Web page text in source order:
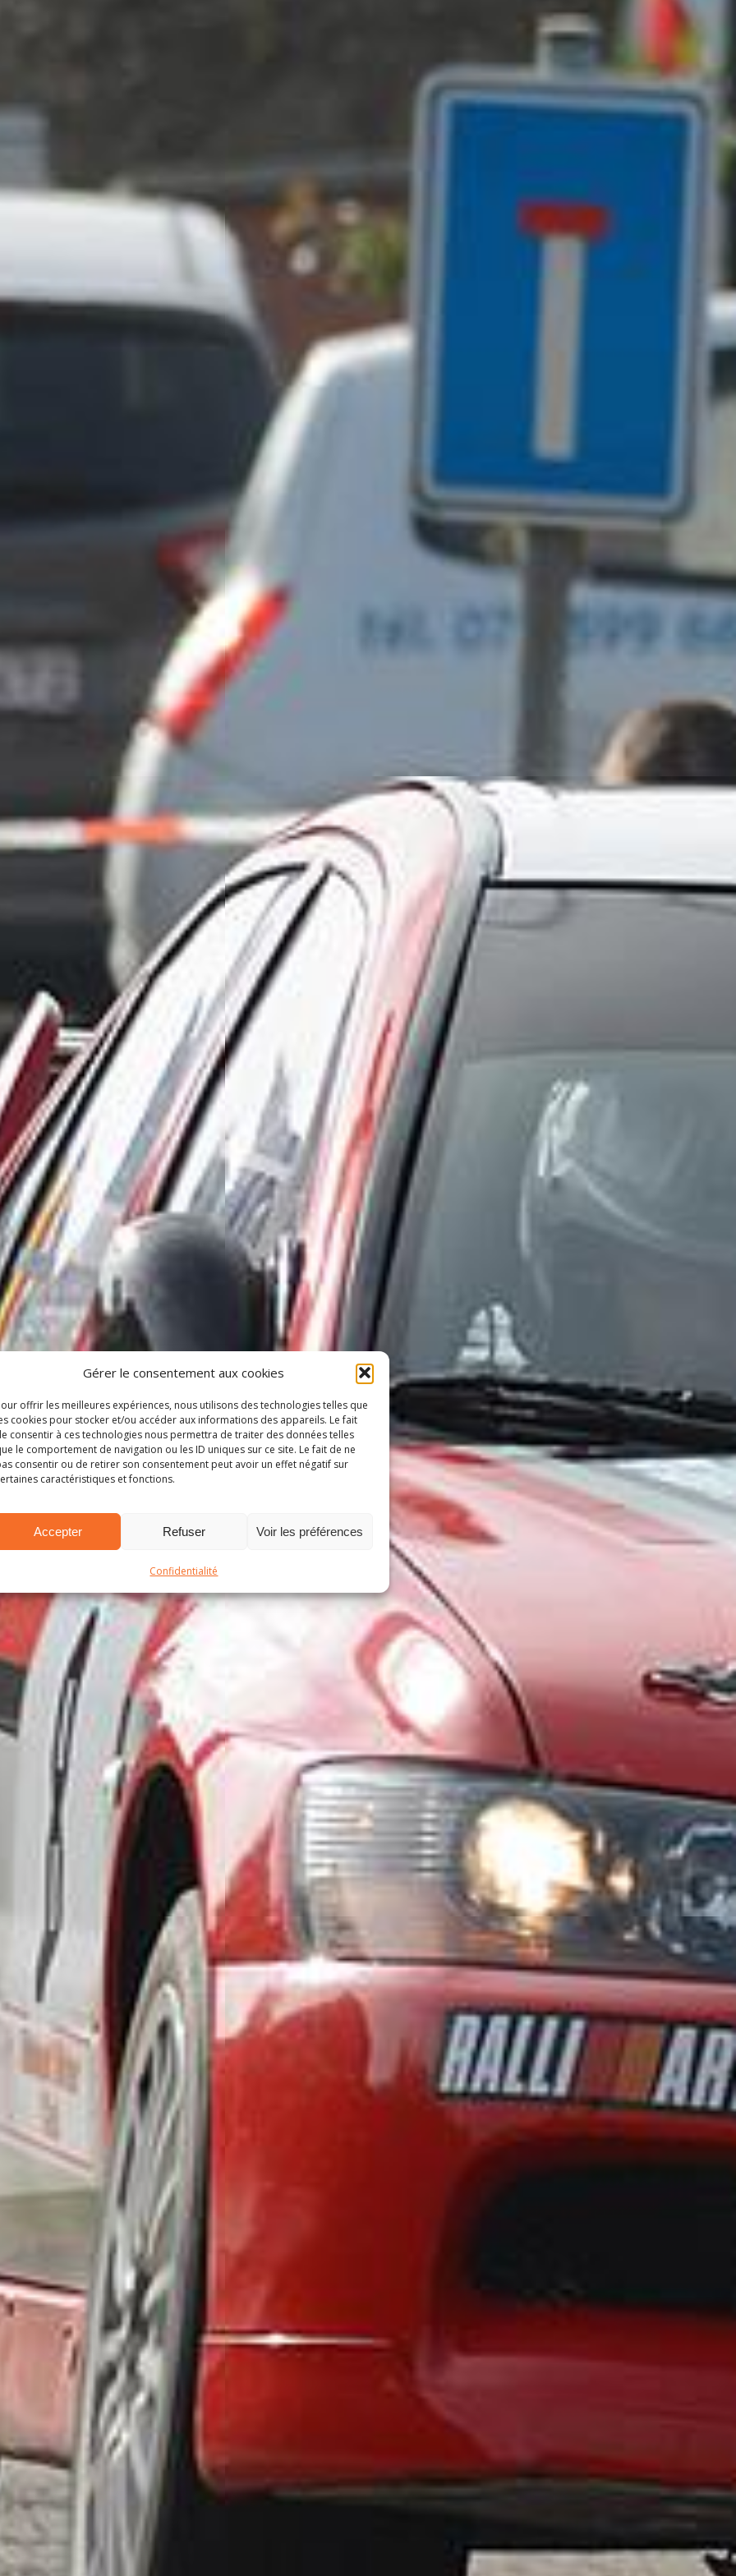
Gérer le consentement aux cookies
offrir les meilleures expériences, nous utilisons des technologies telles que
cookies pour stocker et/ou accéder aux informations des appareils. Le fait
consentir à ces technologies nous permettra de traiter des données telles
le comportement de navigation ou les ID uniques sur ce site. Le fait de ne
consentir ou de retirer son consentement peut avoir un effet négatif sur
caractéristiques et fonctions.
Accepter Refuser Voir les préférences
Confidentialité